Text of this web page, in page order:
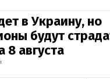
в Украину, но
будут
8 августа